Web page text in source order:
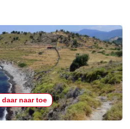
daar naar toe